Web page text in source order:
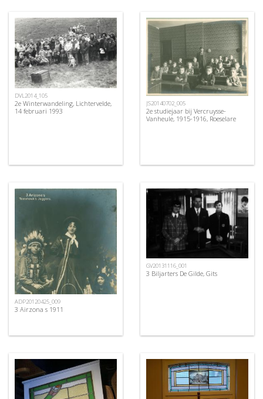
DVL2014_105
2e Winterwandeling, Lichtervelde,
14 februari 1993
JS20140702_005
2e studiejaar bij Vercruysse-
Vanheule, 1915-1916, Roeselare
ADP20120425_009
3 Airzona s 1911
GV20131116_001
3 Biljarters De Gilde, Gits